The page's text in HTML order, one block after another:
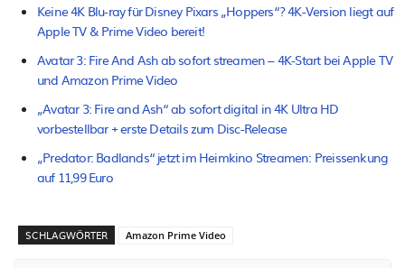
Keine 4K Blu-ray für Disney Pixars „Hoppers“? 4K-Version liegt auf
Apple TV & Prime Video bereit!
Avatar 3: Fire And Ash ab sofort streamen – 4K-Start bei Apple TV
und Amazon Prime Video
„Avatar 3: Fire and Ash“ ab sofort digital in 4K Ultra HD
vorbestellbar + erste Details zum Disc-Release
„Predator: Badlands“ jetzt im Heimkino Streamen: Preissenkung
auf 11,99 Euro
SCHLAGWÖRTER Amazon Prime Video